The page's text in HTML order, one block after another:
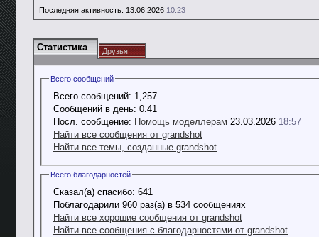
Последняя активность: 13.06.2026 10:23
Статистика Друзья
Всего сообщений
Всего сообщений: 1,257
Сообщений в день: 0.41
Посл. сообщение: Помощь моделлерам 23.03.2026 18:57
Найти все сообщения от grandshot
Найти все темы, созданные grandshot
Всего благодарностей
Сказал(а) спасибо: 641
Поблагодарили 960 раз(а) в 534 сообщениях
Найти все хорошие сообщения от grandshot
Найти все сообщения с благодарностями от grandshot